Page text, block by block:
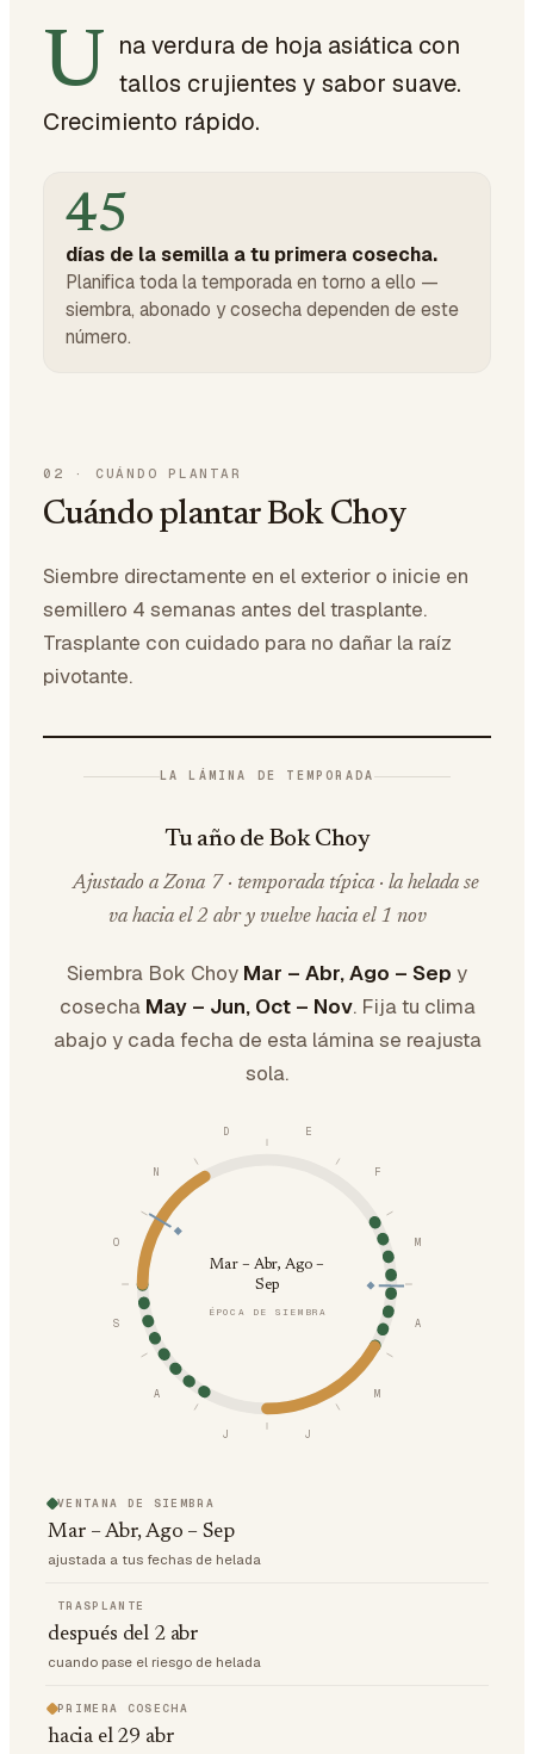
U
na verdura de hoja asiática con
tallos crujientes y sabor suave.
Crecimiento rápido.
45
días de la semilla a tu primera cosecha.
Planifica toda la temporada en torno a ello —
siembra, abonado y cosecha dependen de este
número.
02 · CUÁNDO PLANTAR
Cuándo plantar Bok Choy
Siembre directamente en el exterior o inicie en
semillero 4 semanas antes del trasplante.
Trasplante con cuidado para no dañar la raíz
pivotante.
LA LÁMINA DE TEMPORADA
Tu año de Bok Choy
Ajustado a Zona 7 · temporada típica · la helada se
va hacia el 2 abr y vuelve hacia el 1 nov
Siembra Bok Choy Mar – Abr, Ago – Sep y
cosecha May – Jun, Oct – Nov. Fija tu clima
abajo y cada fecha de esta lámina se reajusta
sola.
E
F
M
A
M
J
J
A
S
O
N
D
Mar – Abr, Ago –
Sep
ÉPOCA DE SIEMBRA
VENTANA DE SIEMBRA
Mar – Abr, Ago – Sep
ajustada a tus fechas de helada
TRASPLANTE
después del 2 abr
cuando pase el riesgo de helada
PRIMERA COSECHA
hacia el 29 abr